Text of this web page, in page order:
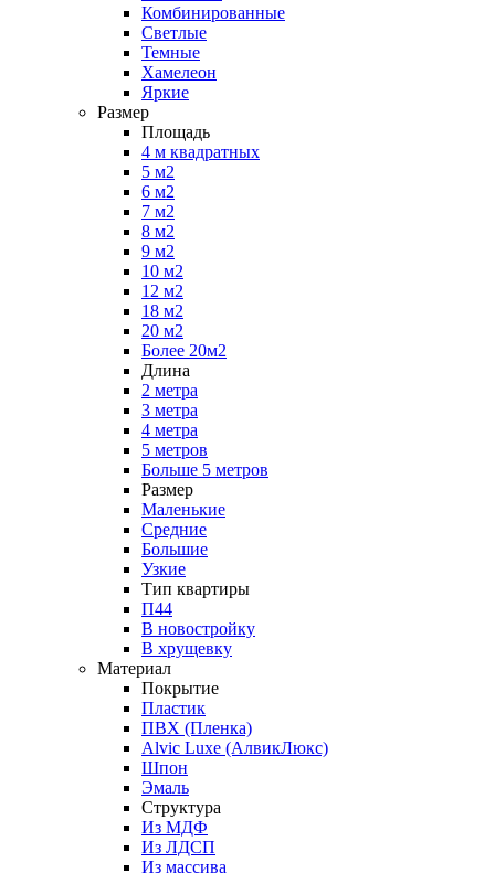
Комбинированные
Светлые
Темные
Хамелеон
Яркие
Размер
Площадь
4 м квадратных
5 м2
6 м2
7 м2
8 м2
9 м2
10 м2
12 м2
18 м2
20 м2
Более 20м2
Длина
2 метра
3 метра
4 метра
5 метров
Больше 5 метров
Размер
Маленькие
Средние
Большие
Узкие
Тип квартиры
П44
В новостройку
В хрущевку
Материал
Покрытие
Пластик
ПВХ (Пленка)
Alvic Luxe (АлвикЛюкс)
Шпон
Эмаль
Структура
Из МДФ
Из ЛДСП
Из массива